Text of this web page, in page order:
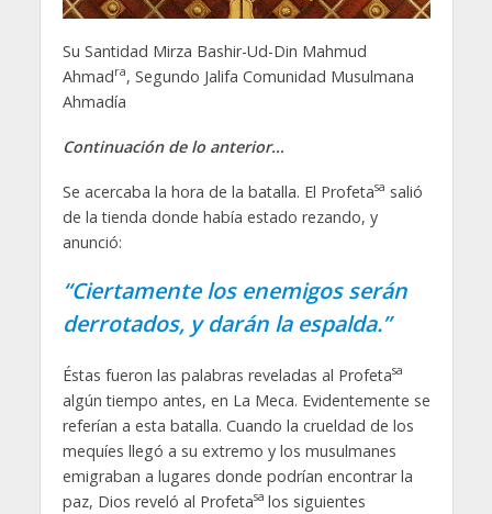
Su Santidad Mirza Bashir-Ud-Din Mahmud
Ahmadra, Segundo Jalifa Comunidad Musulmana
Ahmadía
Continuación de lo anterior…
Se acercaba la hora de la batalla. El Profetasa salió
de la tienda donde había estado rezando, y
anunció:
“Ciertamente los enemigos serán
derrotados, y darán la espalda.”
Éstas fueron las palabras reveladas al Profetasa
algún tiempo antes, en La Meca. Evidentemente se
referían a esta batalla. Cuando la crueldad de los
mequíes llegó a su extremo y los musulmanes
emigraban a lugares donde podrían encontrar la
paz, Dios reveló al Profetasa los siguientes